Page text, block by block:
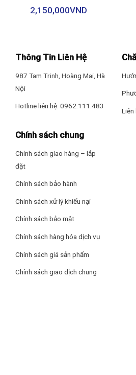
Bàn ủi hơi nước đứng Philips với móc
cho việc là ủi trở nên dễ dàng, thuận
Người dùng dễ dàng đặt mặt vải lên
bàn ủi trên vải để xóa sạch mọi vết
các vị trí khó là ủi như cổ áo, nách
Xem thêm: Nên mua bàn ủi hơi nước
2,150,000VND
Thông Tin Liên Hệ
987 Tam Trinh, Hoàng Mai, Hà
Nội
Hotline liên hệ: 0962.111.483
Liên
Chính sách chung
Chính sách giao hàng – lắp
đặt
Chính sách bảo hành
Chính sách xử lý khiếu nại
Chính sách bảo mật
Chính sách hàng hóa dịch vụ
Chính sách giá sản phẩm
Chính sách giao dịch chung